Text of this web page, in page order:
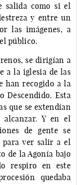
salida como si el
y entre un
las imágenes, a
público.
se dirigían a
a la iglesia de las
han recogido a la
Descendido. Esta
que se extendían
Y en el
de gente se
para ver salir a el
de la Agonía bajo
respiro en este
quedaba